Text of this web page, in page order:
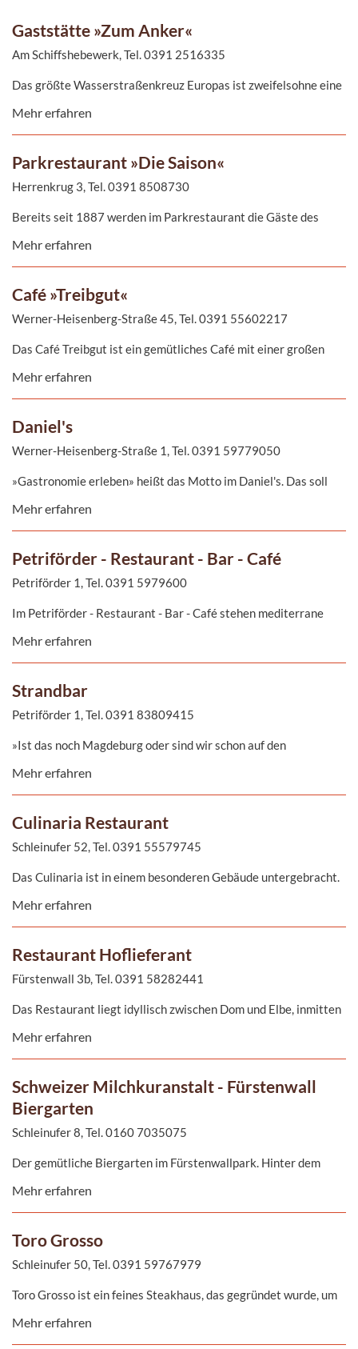
Gaststätte »Zum Anker«
Am Schiffshebewerk, Tel. 0391 2516335
Das größte Wasserstraßenkreuz Europas ist zweifelsohne eine
schön. Und genau dafür gibt es die Gaststätte «Zum Anker«.
Mehr erfahren
Parkrestaurant »Die Saison«
Herrenkrug 3, Tel. 0391 8508730
Bereits seit 1887 werden im Parkrestaurant die Gäste des
durch das Jugendstil-Ambiente, welches von der imposanten
wurden im gleichen idyllischen Stil gehalten.
Mehr erfahren
Café »Treibgut«
Werner-Heisenberg-Straße 45, Tel. 0391 55602217
Das Café Treibgut ist ein gemütliches Café mit einer großen
Schiffen und alten Speichern.
Mehr erfahren
Daniel's
Werner-Heisenberg-Straße 1, Tel. 0391 59779050
»Gastronomie erleben» heißt das Motto im Daniel's. Das soll
isst ja bekanntlich mit und das gilt im Wissenschaftshafen nicht
sich vom Service verwöhnen und fühlen Sie sich einfach nur wohl
Mehr erfahren
Petriförder - Restaurant - Bar - Café
Petriförder 1, Tel. 0391 5979600
Im Petriförder - Restaurant - Bar - Café stehen mediterrane
originalen Rezepten im Mittelpunkt. Auserlesene Weine aus
Mehr erfahren
Strandbar
Petriförder 1, Tel. 0391 83809415
»Ist das noch Magdeburg oder sind wir schon auf den
schmackhaften Burger die Seele baumeln lassen, die Aussicht
Mehr erfahren
Culinaria Restaurant
Schleinufer 52, Tel. 0391 55579745
Das Culinaria ist in einem besonderen Gebäude untergebracht.
weicher industrieller Stil im Restaurant geschaffen. Dieser Stil,
einzigartige Ambiente ab.
Mehr erfahren
Restaurant Hoflieferant
Fürstenwall 3b, Tel. 0391 58282441
Das Restaurant liegt idyllisch zwischen Dom und Elbe, inmitten
Mehr erfahren
Schweizer Milchkuranstalt - Fürstenwall
Biergarten
Schleinufer 8, Tel. 0160 7035075
Der gemütliche Biergarten im Fürstenwallpark. Hinter dem
auch Kaffee und Kuchen sowie Gegrilltes. Ein idealer Ort, um
Mehr erfahren
Toro Grosso
Schleinufer 50, Tel. 0391 59767979
Toro Grosso ist ein feines Steakhaus, das gegründet wurde, um
warme und einladende Atmosphäre in Verbindung mit seinem
Mehr erfahren